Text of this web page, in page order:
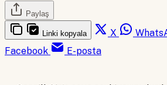
Paylaş
Linki kopyala X
Facebook
E-posta